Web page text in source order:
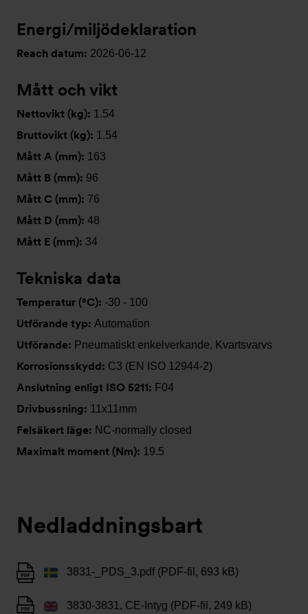
Energi/miljödeklaration
Reach datum: 2026-06-12
Mått och vikt
Nettovikt (kg): 1.54
Bruttovikt (kg): 1.54
Mått A (mm): 163
Mått B (mm): 96
Mått C (mm): 76
Mått D (mm): 48
Mått E (mm): 34
Tekniska data
Temperatur (°C): -30 - 100
Utförande typ: Automation
Utförande: Pneumatiskt enkelverkande, Kvartsvarvs
Korrosionsskydd: C3 (EN ISO 12944-2)
Anslutning enligt ISO 5211: F04
Drivbussning: 11x11mm
Felsäkert läge: NC-normally closed
Maximalt moment (Nm): 19.5
Nedladdningsbart
3831-_PDS_3.pdf (PDF-fil, 693 kB)
3830-3831, CE-Intyg (PDF-fil, 249 kB)